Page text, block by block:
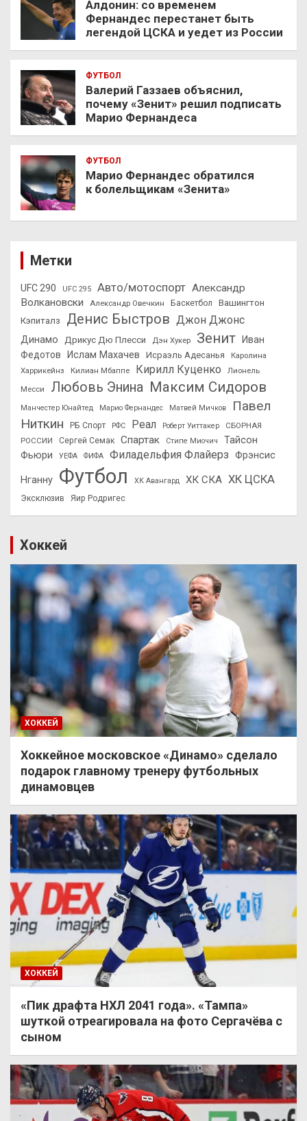
Алдонин: со временем
Фернандес перестанет быть
легендой ЦСКА и уедет из России
ФУТБОЛ
Валерий Газзаев объяснил,
почему «Зенит» решил подписать
Марио Фернандеса
ФУТБОЛ
Марио Фернандес обратился
к болельщикам «Зенита»
Метки
UFC 290 UFC 295 Авто/мотоспорт Александр
Волкановски
Александр Овечкин Баскетбол
Вашингтон
Кэпиталз
Денис Быстров Джон Джонс
Динамо Дрикус Дю Плесси Дэн Хукер Зенит
Иван
Федотов
Ислам Махачев Исраэль Адесанья
Каролина
Харрикейнз
Килиан Мбаппе Кирилл Куценко
Лионель
Месси
Любовь Энина Максим Сидоров
Манчестер Юнайтед Марио Фернандес Матвей Мичков
Павел
Ниткин
РБ Спорт РФС Реал Роберт Уиттакер
СБОРНАЯ
РОССИИ
Сергей Семак Спартак Стипе Миочич
Тайсон
Фьюри
УЕФА ФИФА Филадельфия Флайерз Фрэнсис
Нганну Футбол ХК Авангард ХК СКА ХК ЦСКА
Эксклюзив Яир Родригес
Хоккей
ХОККЕЙ
Хоккейное московское «Динамо» сделало
подарок главному тренеру футбольных
динамовцев
ХОККЕЙ
«Пик драфта НХЛ 2041 года». «Тампа»
шуткой отреагировала на фото Сергачёва с
сыном